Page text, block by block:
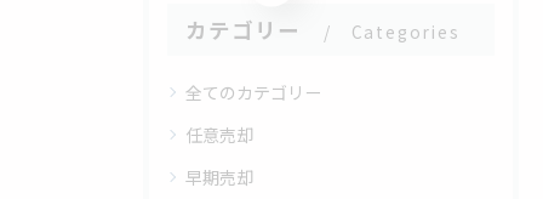
カテゴリー Categories
全てのカテゴリー
任意売却
早期売却